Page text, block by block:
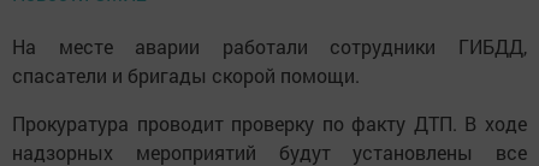
На месте аварии работали сотрудники ГИБДД,
спасатели и бригады скорой помощи.
Прокуратура проводит проверку по факту ДТП. В ходе
надзорных мероприятий будут установлены все